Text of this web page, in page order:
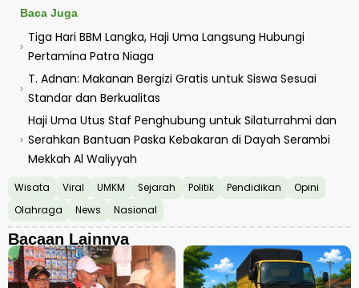
Baca Juga
›
Tiga Hari BBM Langka, Haji Uma Langsung Hubungi
Pertamina Patra Niaga
›
T. Adnan: Makanan Bergizi Gratis untuk Siswa Sesuai
Standar dan Berkualitas
›
Haji Uma Utus Staf Penghubung untuk Silaturrahmi dan
Serahkan Bantuan Paska Kebakaran di Dayah Serambi
Mekkah Al Waliyyah
Wisata Viral UMKM Sejarah Politik Pendidikan
Opini
Olahraga
News Nasional
Bacaan Lainnya